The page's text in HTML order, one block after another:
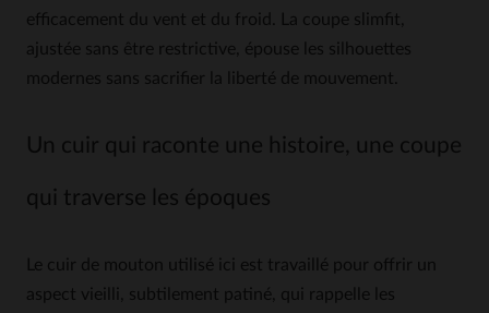
efficacement du vent et du froid. La coupe slimfit,
ajustée sans être restrictive, épouse les silhouettes
modernes sans sacrifier la liberté de mouvement.
Un cuir qui raconte une histoire, une coupe
qui traverse les époques
Le cuir de mouton utilisé ici est travaillé pour offrir un
aspect vieilli, subtilement patiné, qui rappelle les